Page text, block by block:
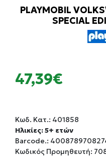
PLAYMOBIL
SPECIAL
47,39€
Κωδ. Κατ.: 401858
Ηλικίες: 5+ ετών
Barcode.:
Κωδικός Προμηθευτή: